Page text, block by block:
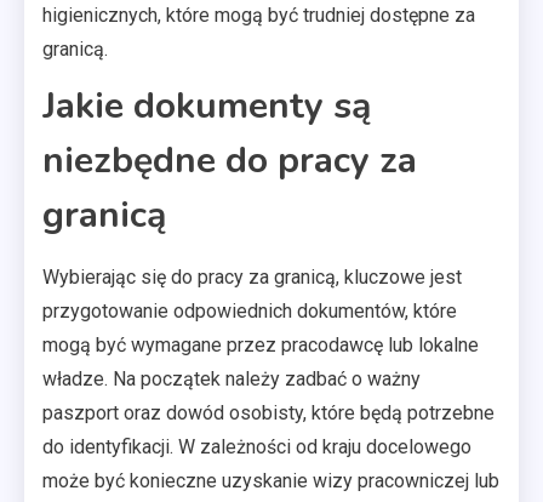
higienicznych, które mogą być trudniej dostępne za
granicą.
Jakie dokumenty są
niezbędne do pracy za
granicą
Wybierając się do pracy za granicą, kluczowe jest
przygotowanie odpowiednich dokumentów, które
mogą być wymagane przez pracodawcę lub lokalne
władze. Na początek należy zadbać o ważny
paszport oraz dowód osobisty, które będą potrzebne
do identyfikacji. W zależności od kraju docelowego
może być konieczne uzyskanie wizy pracowniczej lub